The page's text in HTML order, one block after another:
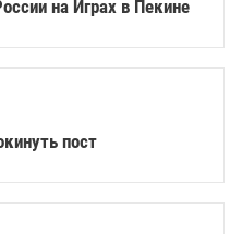
на Играх в Пекине
пост